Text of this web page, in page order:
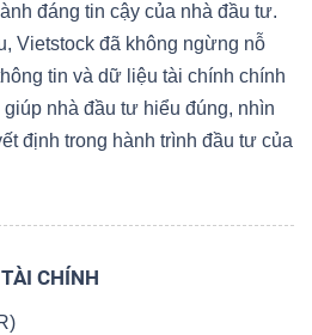
đáng tin cậy của nhà đầu tư.
Vietstock đã không ngừng nỗ
tin và dữ liệu tài chính chính
nhà đầu tư hiểu đúng, nhìn
định trong hành trình đầu tư của
CHÍNH